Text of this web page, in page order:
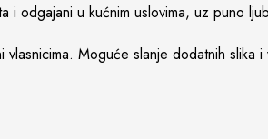
i odgajani u kućnim uslovima, uz puno
Moguće slanje dodatnih slika